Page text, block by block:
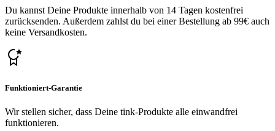
Du kannst Deine Produkte innerhalb von 14 Tagen kostenfrei
zurücksenden. Außerdem zahlst du bei einer Bestellung ab 99€ auch
keine Versandkosten.
Funktioniert-Garantie
Wir stellen sicher, dass Deine tink-Produkte alle einwandfrei
funktionieren.